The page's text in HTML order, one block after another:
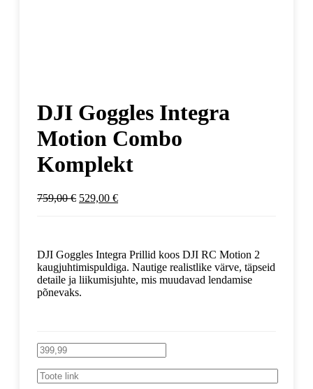
DJI Goggles Integra
Motion Combo
Komplekt
759,00€ 529,00 €
DJI Goggles Integra Prillid koos DJI RC Motion 2
kaugjuhtimispuldiga. Nautige realistlike värve, täpseid
detaile ja liikumisjuhte, mis muudavad lendamise
põnevaks.